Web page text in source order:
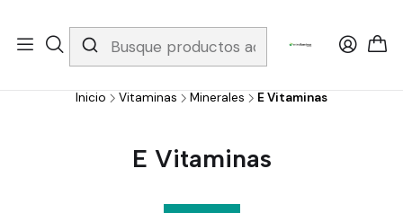
Whatsapp 3229079958/ Fijo 6019251796 / Envios a todo el país y
gratis apartir de 199.000!
Inicio Vitaminas Minerales E Vitaminas
E Vitaminas